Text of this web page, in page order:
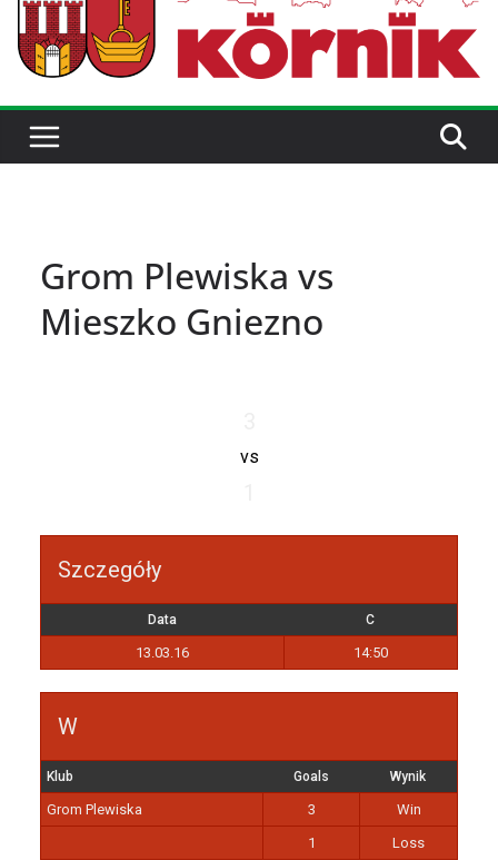
Grom Plewiska vs
Mieszko Gniezno
vs
Szczegóły
Data C
13.03.16 14:50
W
Klub Goals Wynik
Grom Plewiska 3
Win
1
Loss